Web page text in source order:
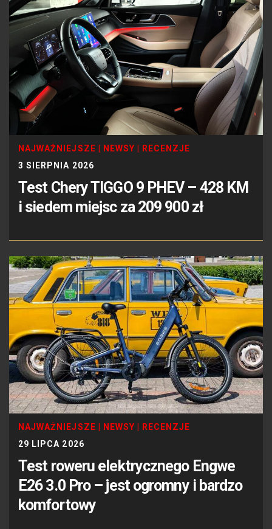
NAJWAŻNIEJSZE NEWSY
RECENZJE
3 SIERPNIA 2026
Test Chery TIGGO 9 PHEV – 428 KM
i siedem miejsc za 209 900 zł
NAJWAŻNIEJSZE NEWSY
RECENZJE
29 LIPCA 2026
Test roweru elektrycznego Engwe
E26 3.0 Pro – jest ogromny i bardzo
komfortowy